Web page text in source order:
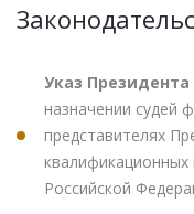
Указ Президента
назначении судей
представителях
квалификационных
Российской